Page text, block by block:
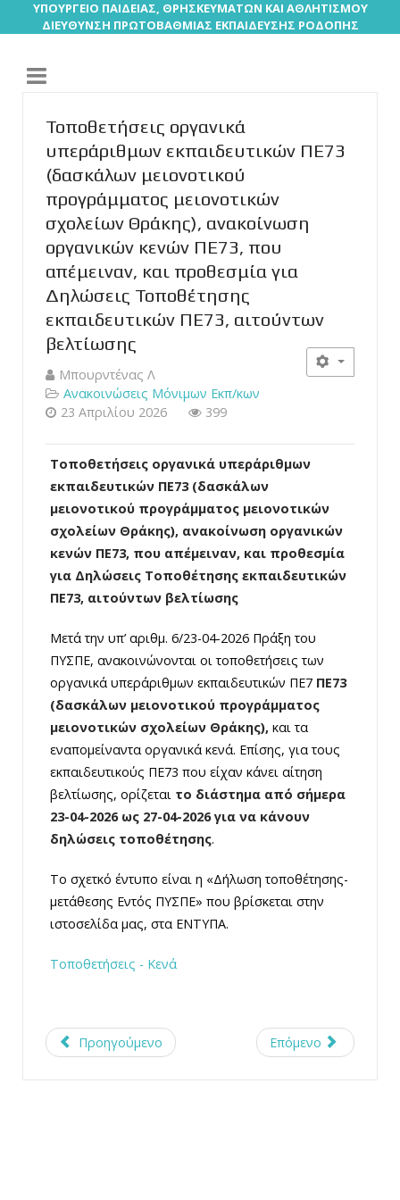
ΥΠΟΥΡΓΕΙΟ ΠΑΙΔΕΙΑΣ, ΘΡΗΣΚΕΥΜΑΤΩΝ ΚΑΙ ΑΘΛΗΤΙΣΜΟΥ
ΔΙΕΥΘΥΝΣΗ ΠΡΩΤΟΒΑΘΜΙΑΣ ΕΚΠΑΙΔΕΥΣΗΣ ΡΟΔΟΠΗΣ
Τοποθετήσεις οργανικά
υπεράριθμων εκπαιδευτικών ΠΕ73
(δασκάλων μειονοτικού
προγράμματος μειονοτικών
σχολείων Θράκης), ανακοίνωση
οργανικών κενών ΠΕ73, που
απέμειναν, και προθεσμία για
Δηλώσεις Τοποθέτησης
εκπαιδευτικών ΠΕ73, αιτούντων
βελτίωσης
Μπουρντένας Λ
Ανακοινώσεις Μόνιμων Εκπ/κων
23 Απριλίου 2026
399
Τοποθετήσεις οργανικά υπεράριθμων
εκπαιδευτικών ΠΕ73 (δασκάλων
μειονοτικού προγράμματος μειονοτικών
σχολείων Θράκης), ανακοίνωση οργανικών
κενών ΠΕ73, που απέμειναν, και προθεσμία
για Δηλώσεις Τοποθέτησης εκπαιδευτικών
ΠΕ73, αιτούντων βελτίωσης
Μετά την υπ’ αριθμ. 6/23-04-2026 Πράξη του
ΠΥΣΠΕ, ανακοινώνονται οι τοποθετήσεις των
οργανικά υπεράριθμων εκπαιδευτικών ΠΕ7 ΠΕ73
(δασκάλων μειονοτικού προγράμματος
μειονοτικών σχολείων Θράκης), και τα
εναπομείναντα οργανικά κενά. Επίσης, για τους
εκπαιδευτικούς ΠΕ73 που είχαν κάνει αίτηση
βελτίωσης, ορίζεται το διάστημα από σήμερα
23-04-2026 ως 27-04-2026 για να κάνουν
δηλώσεις τοποθέτησης.
Το σχετκό έντυπο είναι η «Δήλωση τοποθέτησης-
μετάθεσης Εντός ΠΥΣΠΕ» που βρίσκεται στην
ιστοσελίδα μας, στα ΕΝΤΥΠΑ.
Τοποθετήσεις - Κενά
Προηγούμενο Επόμενο